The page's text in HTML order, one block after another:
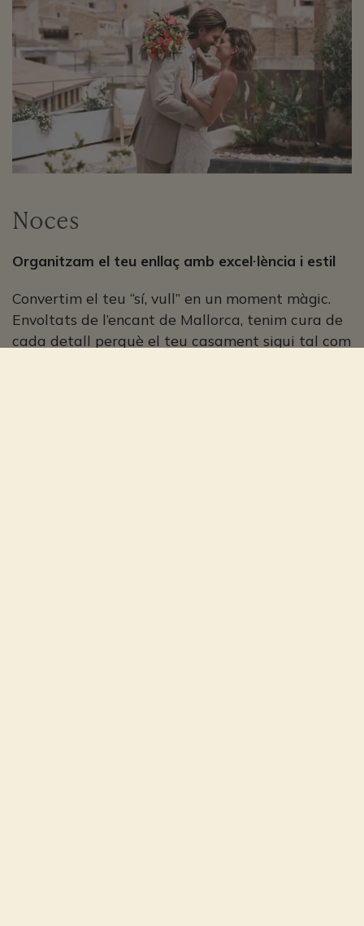
Noces
Organitzam el teu enllaç amb excel·lència i estil
Convertim el teu “sí, vull” en un moment màgic.
Envoltats de l’encant de Mallorca, tenim cura de
cada detall perquè el teu casament sigui tal com